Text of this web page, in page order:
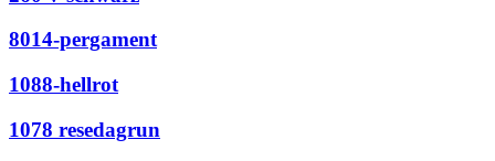
8014-pergament
1088-hellrot
1078 resedagrun